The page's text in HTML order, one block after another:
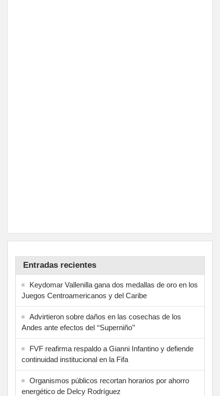
Entradas recientes
Keydomar Vallenilla gana dos medallas de oro en los
Juegos Centroamericanos y del Caribe
Advirtieron sobre daños en las cosechas de los
Andes ante efectos del ‘‘Superniño’’
FVF reafirma respaldo a Gianni Infantino y defiende
continuidad institucional en la Fifa
Organismos públicos recortan horarios por ahorro
energético de Delcy Rodríguez